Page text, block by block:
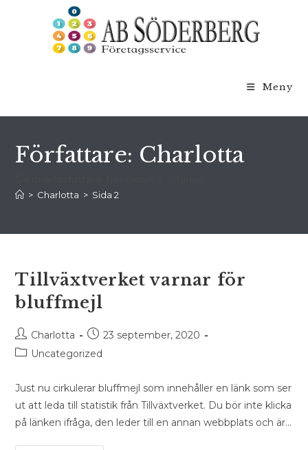
Meny
Författare: Charlotta
> Charlotta > Sida 2
Tillväxtverket varnar för
bluffmejl
Inläggsförfattare:
Charlotta
Inlägget
publicerat:
23 september, 2020
Inläggskategori:
Uncategorized
Just nu cirkulerar bluffmejl som innehåller en länk som ser
ut att leda till statistik från Tillväxtverket. Du bör inte klicka
på länken ifråga, den leder till en annan webbplats och är…